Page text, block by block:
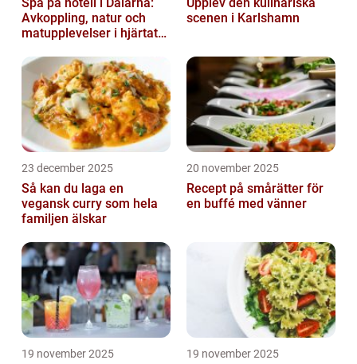
Avkoppling, natur och
matupplevelser i hjärtat
scenen i Karlshamn
23 december 2025
Så kan du laga en
vegansk curry som hela
familjen älskar
20 november 2025
Recept på smårätter för
en buffé med vänner
19 november 2025 19 november 2025